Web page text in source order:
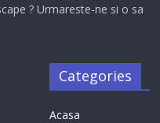
? Urmareste-ne si o sa
Categories
Acasa